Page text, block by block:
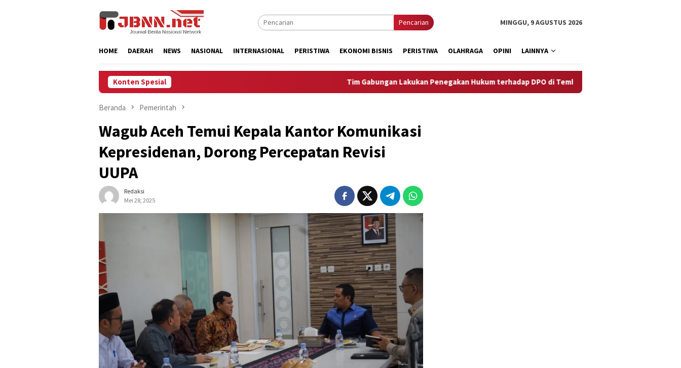
Pencarian MINGGU, 9 AGUSTUS 2026
HOME DAERAH NEWS NASIONAL INTERNASIONAL PERISTIWA EKONOMI BISNIS PERISTIWA OLAHRAGA OPINI LAINNYA
Konten Spesial Tim Gabungan Lakukan Penegakan Hukum terhadap DPO di Tembagapura
Beranda Pemerintah
Wagub Aceh Temui Kepala Kantor Komunikasi
Kepresidenan, Dorong Percepatan Revisi
UUPA
Redaksi
Mei 28, 2025